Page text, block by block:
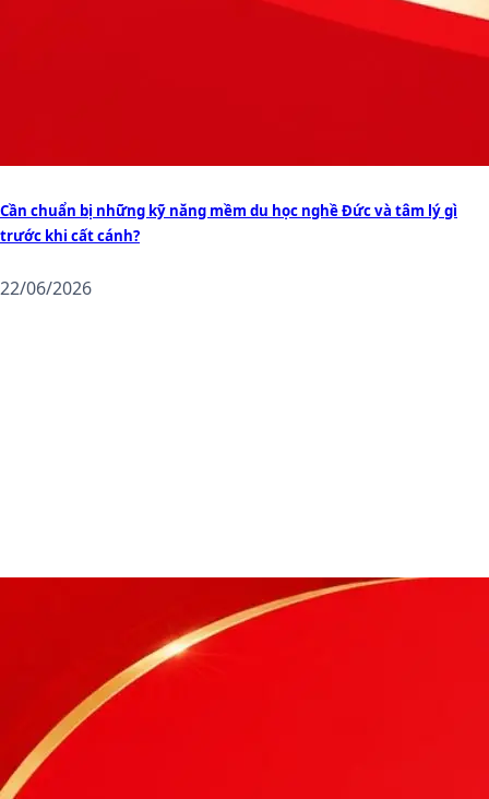
Cần chuẩn bị những kỹ năng mềm du học nghề Đức và tâm lý gì
trước khi cất cánh?
22/06/2026